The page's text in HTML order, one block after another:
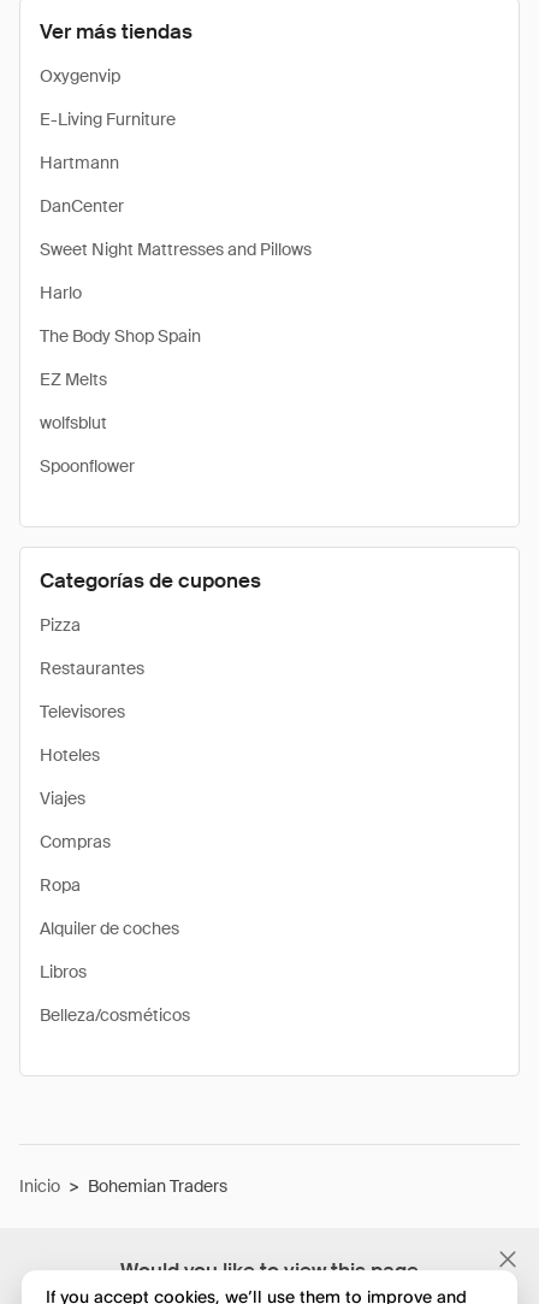
Would you like to view this page
in English?
Ver más tiendas
Oxygenvip
E-Living Furniture
Hartmann
DanCenter
Sweet Night Mattresses and Pillows
Harlo
The Body Shop Spain
EZ Melts
wolfsblut
Spoonflower
Categorías de cupones
Pizza
Restaurantes
Televisores
Hoteles
Viajes
Compras
Ropa
Alquiler de coches
Libros
Belleza/cosméticos
Inicio > Bohemian Traders
If you accept cookies, we’ll use them to improve and